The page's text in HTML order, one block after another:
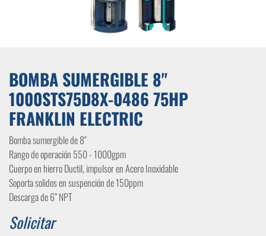
BOMBA SUMERGIBLE 8"
1000STS75D8X-0486 75HP
FRANKLIN ELECTRIC
Bomba sumergible de 8"
Rango de operación 550 - 1000gpm
Cuerpo en hierro Ductil, impulsor en Acero Inoxidable
Soporta solidos en suspención de 150ppm
Descarga de 6” NPT
Solicitar